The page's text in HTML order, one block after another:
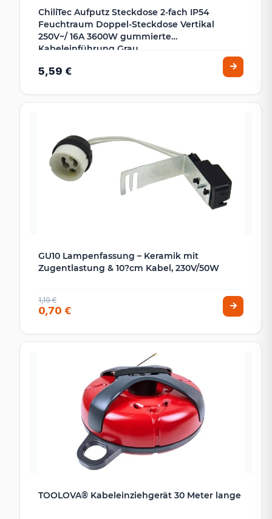
ChiliTec Aufputz Steckdose 2-fach IP54
Feuchtraum Doppel-Steckdose Vertikal
250V~/ 16A 3600W gummierte
Kabeleinführung Grau
5,59 €
GU10 Lampenfassung – Keramik mit
Zugentlastung & 10?cm Kabel, 230V/50W
1,19 €
0,70 €
TOOLOVA® Kabeleinziehgerät 30 Meter lange